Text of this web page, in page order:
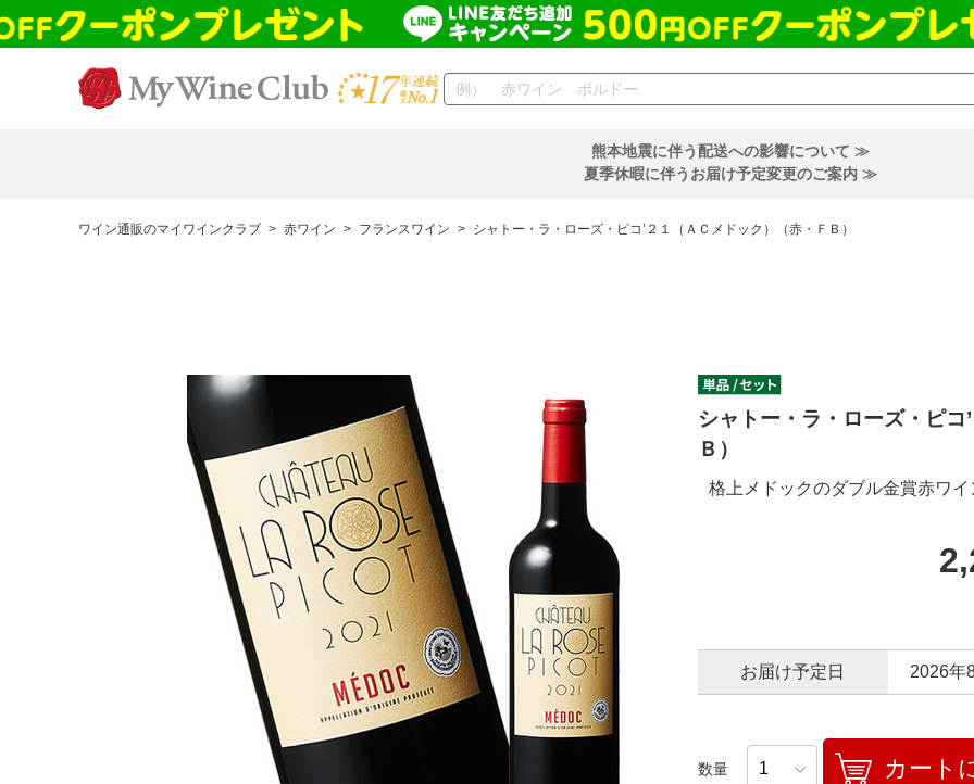
熊本地震に伴う配送への影響について ≫
夏季休暇に伴うお届け予定変更のご案内 ≫
ワイン通販のマイワインクラブ > 赤ワイン > フランスワイン > シャトー・ラ・ローズ・ピコ’２１（ＡＣメドック）（赤・ＦＢ）
シャトー・ラ・ローズ・ピ
Ｂ）
格上メドックのダブル金賞赤ワイ
お届け予定日 2026年
数量 カート